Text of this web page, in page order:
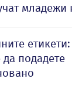
младежи
етикети:
подадете